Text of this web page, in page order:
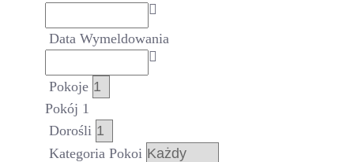
Data Wymeldowania
Pokoje
Pokój 1
Dorośli
Kategoria Pokoi